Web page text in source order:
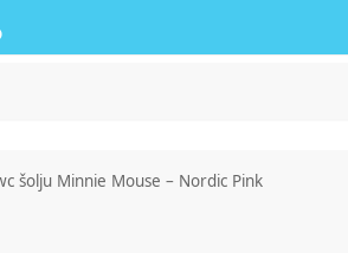
za bebe Brendovi Outlet
šolju Minnie Mouse – Nordic Pink